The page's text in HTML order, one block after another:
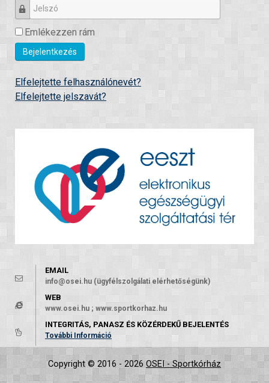
Jelszó
Emlékezzen rám
Bejelentkezés
Elfelejtette felhasználónevét?
Elfelejtette jelszavát?
EMAIL
info@osei.hu (ügyfélszolgálati elérhetőségünk)
WEB
www.osei.hu ; www.sportkorhaz.hu
INTEGRITÁS, PANASZ ÉS KÖZÉRDEKŰ BEJELENTÉS
További Információ
Copyright © 2016 - 2026 OSEI - Sportkórház